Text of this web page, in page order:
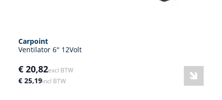
Carpoint
Ventilator 6'' 12Volt
€ 20,82excl BTW
€ 25,19incl BTW